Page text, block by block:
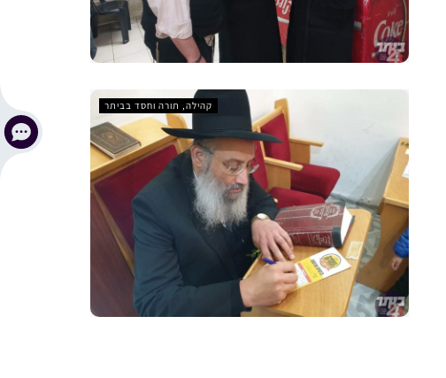
קהילה, תורה וחסד בביתר